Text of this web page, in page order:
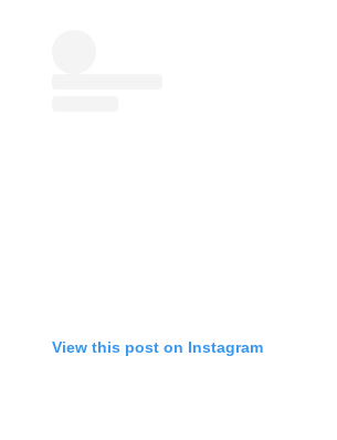
View this post on Instagram